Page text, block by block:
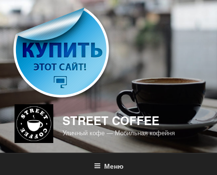
Перейти
содержимому
STREET COFFEE
Уличный кофе — Мобильная кофейня
Меню